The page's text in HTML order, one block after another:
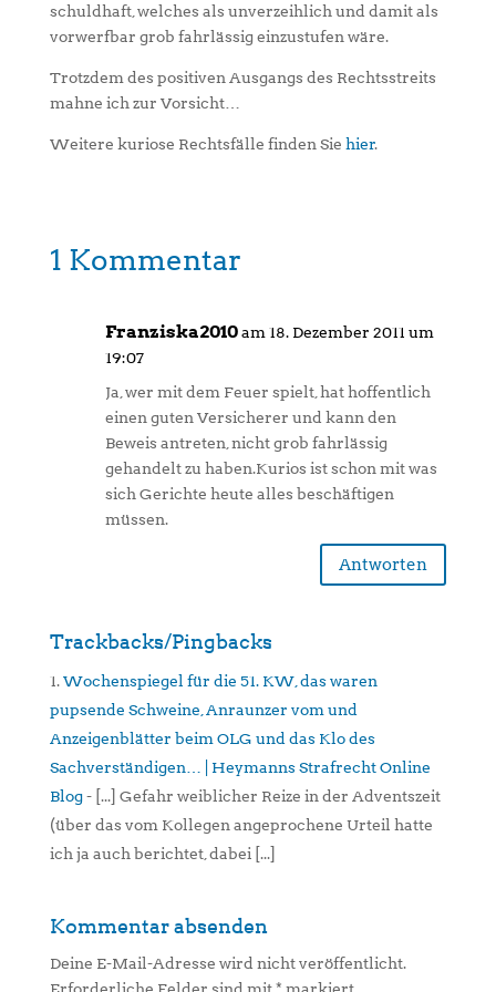
schuldhaft, welches als unverzeihlich und damit als
vorwerfbar grob fahrlässig einzustufen wäre.
Trotzdem des positiven Ausgangs des Rechtsstreits
mahne ich zur Vorsicht…
Weitere kuriose Rechtsfälle finden Sie hier.
1 Kommentar
Franziska2010 am 18. Dezember 2011 um
19:07
Ja, wer mit dem Feuer spielt, hat hoffentlich
einen guten Versicherer und kann den
Beweis antreten, nicht grob fahrlässig
gehandelt zu haben.Kurios ist schon mit was
sich Gerichte heute alles beschäftigen
müssen.
Antworten
Trackbacks/Pingbacks
Wochenspiegel für die 51. KW, das waren
pupsende Schweine, Anraunzer vom und
Anzeigenblätter beim OLG und das Klo des
Sachverständigen… | Heymanns Strafrecht Online
Blog- [...] Gefahr weiblicher Reize in der Adventszeit
(über das vom Kollegen angeprochene Urteil hatte
ich ja auch berichtet, dabei [...]
Kommentar absenden
Deine E-Mail-Adresse wird nicht veröffentlicht.